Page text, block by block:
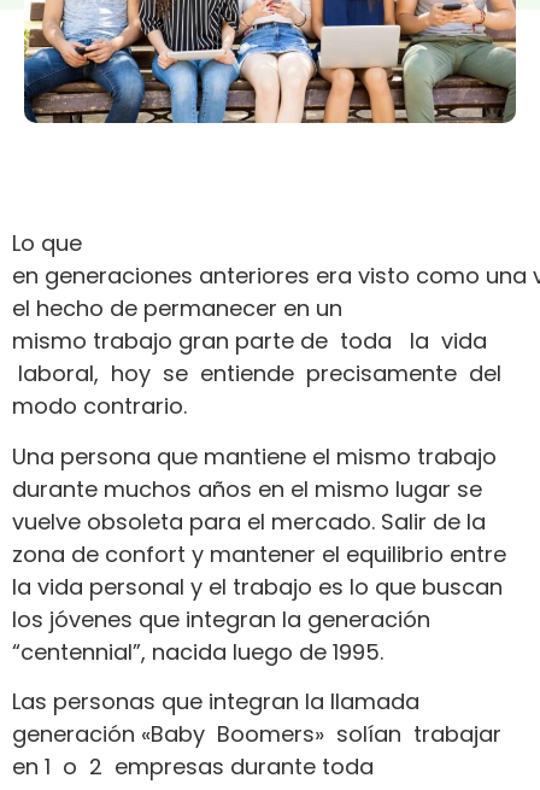
Lo que
en generaciones anteriores era visto como una
el hecho de permanecer en un
mismo trabajo gran parte de toda la vida
laboral, hoy se entiende precisamente del
modo contrario.
Una persona que mantiene el mismo trabajo
durante muchos años en el mismo lugar se
vuelve obsoleta para el mercado. Salir de la
zona de confort y mantener el equilibrio entre
la vida personal y el trabajo es lo que buscan
los jóvenes que integran la generación
“centennial”, nacida luego de 1995.
Las personas que integran la llamada
generación «Baby Boomers» solían trabajar
en 1 o 2 empresas durante toda